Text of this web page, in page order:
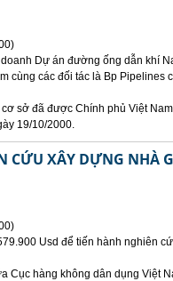
Dự án đường ống dẫn khí
cùng các đối tác là Bp Pipelines
sở đã được Chính phủ Việt
19/10/2000.
CỨU XÂY DỰNG NHÀ
Usd để tiến hành nghiên
Cục hàng không dân dụng Việt